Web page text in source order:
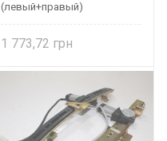
(левый+правый)
1 773,72